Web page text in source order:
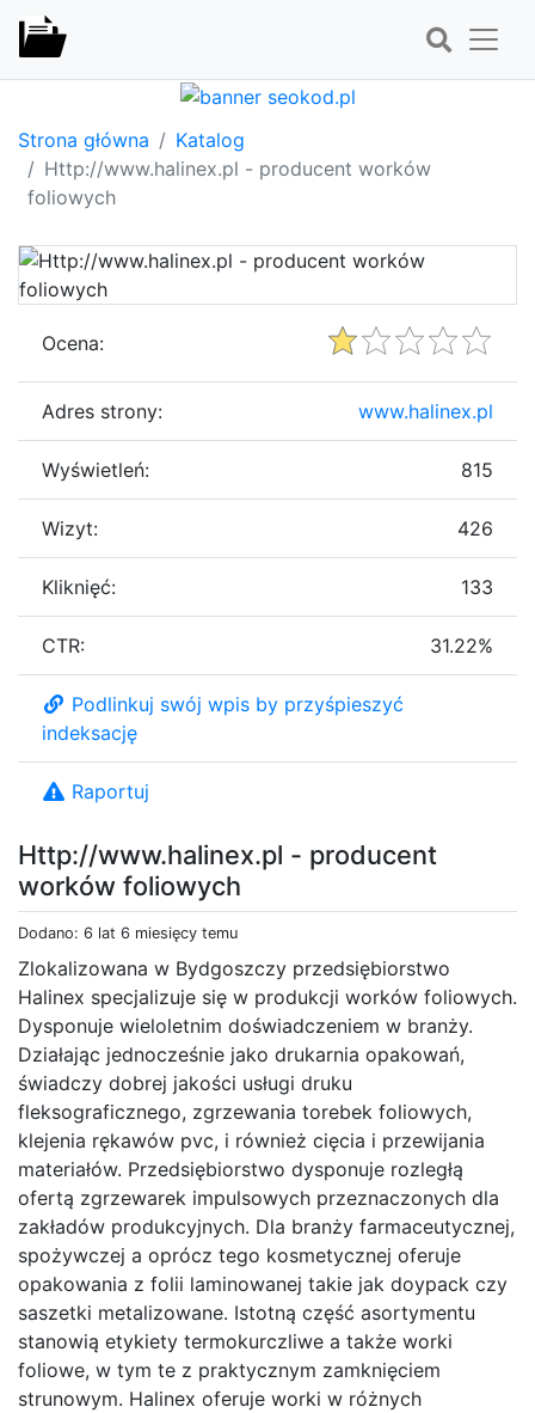
Strona główna
Katalog
Http://www.halinex.pl - producent worków
foliowych
Http://www.halinex.pl - producent
worków foliowych
Dodano: 6 lat 6 miesięcy temu
Zlokalizowana w Bydgoszczy przedsiębiorstwo
Halinex specjalizuje się w produkcji worków foliowych.
Dysponuje wieloletnim doświadczeniem w branży.
Działając jednocześnie jako drukarnia opakowań,
świadczy dobrej jakości usługi druku
fleksograficznego, zgrzewania torebek foliowych,
klejenia rękawów pvc, i również cięcia i przewijania
materiałów. Przedsiębiorstwo dysponuje rozległą
ofertą zgrzewarek impulsowych przeznaczonych dla
zakładów produkcyjnych. Dla branży farmaceutycznej,
spożywczej a oprócz tego kosmetycznej oferuje
opakowania z folii laminowanej takie jak doypack czy
saszetki metalizowane. Istotną część asortymentu
stanowią etykiety termokurczliwe a także worki
foliowe, w tym te z praktycznym zamknięciem
strunowym. Halinex oferuje worki w różnych
Ocena:
Adres strony: www.halinex.pl
Wyświetleń: 815
Wizyt: 426
Kliknięć: 133
CTR: 31.22%
Podlinkuj swój wpis by przyśpieszyć
indeksację
Raportuj